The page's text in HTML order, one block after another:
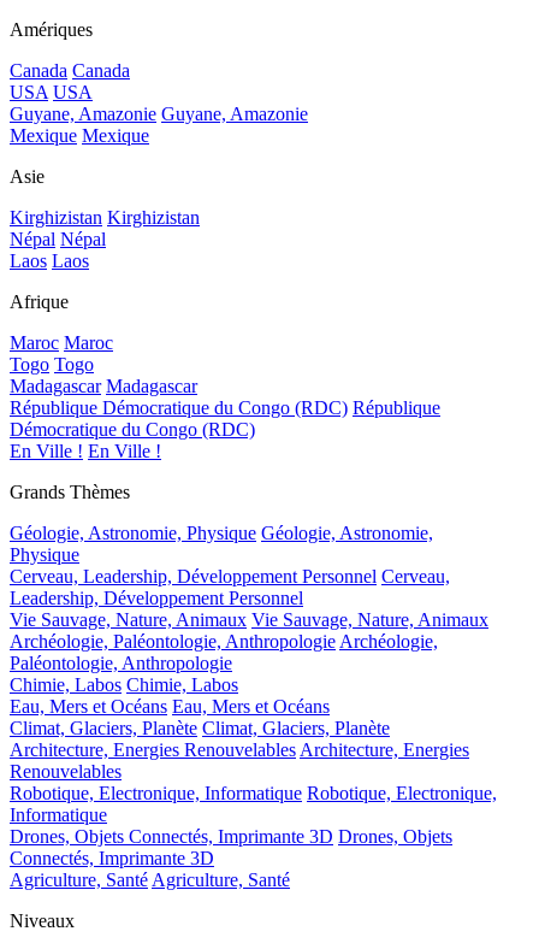
Amériques
Canada Canada
USA USA
Guyane, Amazonie Guyane, Amazonie
Mexique Mexique
Asie
Kirghizistan Kirghizistan
Népal Népal
Laos Laos
Afrique
Maroc Maroc
Togo Togo
Madagascar Madagascar
République Démocratique du Congo (RDC) République
Démocratique du Congo (RDC)
En Ville ! En Ville !
Grands Thèmes
Géologie, Astronomie, Physique Géologie, Astronomie,
Physique
Cerveau, Leadership, Développement Personnel Cerveau,
Leadership, Développement Personnel
Vie Sauvage, Nature, Animaux Vie Sauvage, Nature, Animaux
Archéologie, Paléontologie, Anthropologie Archéologie,
Paléontologie, Anthropologie
Chimie, Labos Chimie, Labos
Eau, Mers et Océans Eau, Mers et Océans
Climat, Glaciers, Planète Climat, Glaciers, Planète
Architecture, Energies Renouvelables Architecture, Energies
Renouvelables
Robotique, Electronique, Informatique Robotique, Electronique,
Informatique
Drones, Objets Connectés, Imprimante 3D Drones, Objets
Connectés, Imprimante 3D
Agriculture, Santé Agriculture, Santé
Niveaux